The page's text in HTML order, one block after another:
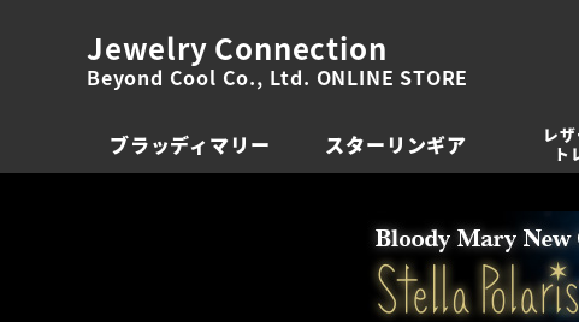
Jewelry Connection
Beyond Cool Co., Ltd. ONLINE STORE
ブラッディマリー スターリンギア
レ
ト